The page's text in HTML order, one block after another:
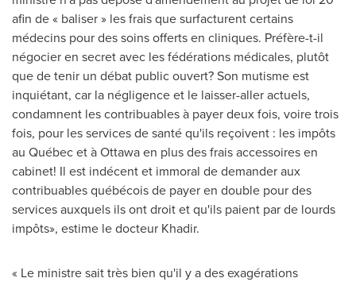
afin de « baliser » les frais que surfacturent certains
médecins pour des soins offerts en cliniques. Préfère-t-il
négocier en secret avec les fédérations médicales, plutôt
que de tenir un débat public ouvert? Son mutisme est
inquiétant, car la négligence et le laisser-aller actuels,
condamnent les contribuables à payer deux fois, voire trois
fois, pour les services de santé qu'ils reçoivent : les impôts
au Québec et àOttawaen plus des frais accessoires en
cabinet! Il est indécent et immoral de demander aux
contribuables québécois de payer en double pour des
services auxquels ils ont droit et qu'ils paient par de lourds
impôts», estime le docteur Khadir.
« Le ministre sait très bien qu'il y a des exagérations